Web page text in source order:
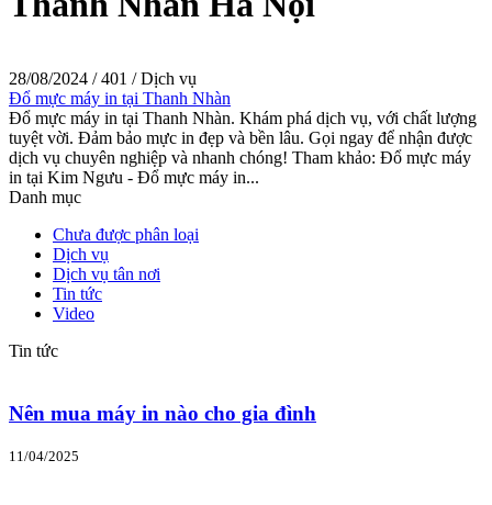
28/08/2024 /401 /Dịch vụ
Đổ mực máy in tại Thanh Nhàn
Đổ mực máy in tại Thanh Nhàn. Khám phá dịch vụ, với chất lượng
tuyệt vời. Đảm bảo mực in đẹp và bền lâu. Gọi ngay để nhận được
dịch vụ chuyên nghiệp và nhanh chóng! Tham khảo: Đổ mực máy
in tại Kim Ngưu - Đổ mực máy in...
Danh mục
Chưa được phân loại
Dịch vụ
Dịch vụ tân nơi
Tin tức
Video
Tin tức
Nên mua máy in nào cho gia đình
11/04/2025